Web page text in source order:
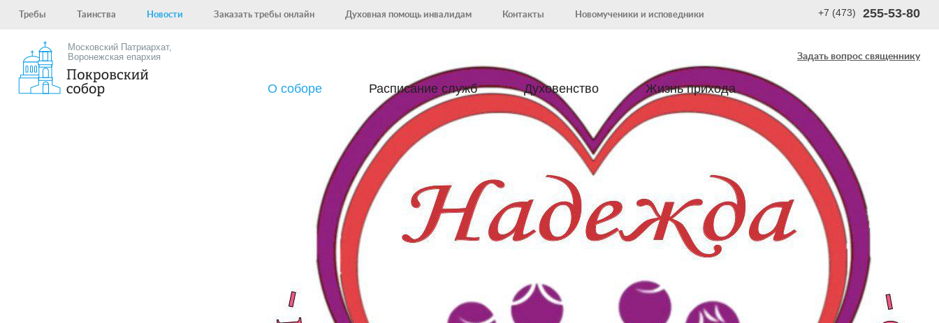
Требы Таинства Новости Заказать требы онлайн Духовная помощь инвалидам Контакты Новомученики и исповедники +7 (473) 255-53-80
Московский Патриархат,
Воронежская епархия
Задать вопрос священнику
О соборе Расписание служб Духовенство Жизнь прихода